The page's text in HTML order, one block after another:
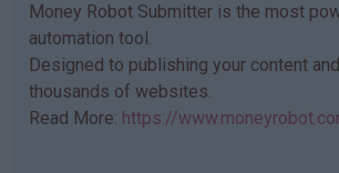
Money Robot Submitter is the most
automation tool.
Designed to publishing your content
thousands of websites.
Read More: https://